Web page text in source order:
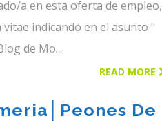
Ana
a en esta oferta de empleo,
indicando en el asunto "
de Mo...
READ MORE
De